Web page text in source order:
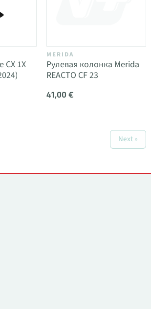
CX 1X
MERIDA
Рулевая колонка Merida
REACTO CF 23
41,00 €
Next »